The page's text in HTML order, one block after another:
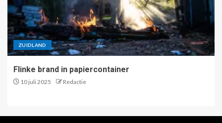
ZUIDLAND
Flinke brand in papiercontainer
10 juli 2025 Redactie